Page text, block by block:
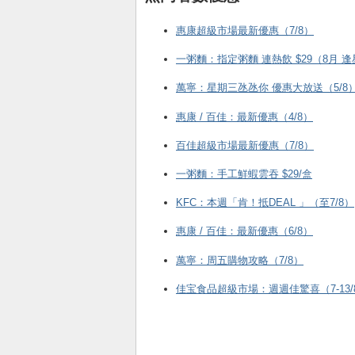
惠康超級市場最新優惠（7/8）
一粥麵：指定粥麵 連熱飲 $29（8月 逢
萬寧：星期三氹氹你 優惠大放送（5/8）
惠康 / 百佳：最新優惠（4/8）
百佳超級市場最新優惠（7/8）
一粥麵：手工鮮蝦雲吞 $29/盒
KFC ：本週「肯！抵DEAL 」（至7/8）
惠康 / 百佳：最新優惠（6/8）
萬寧：周五購物攻略（7/8）
佳宝食品超級市場：週週佳驚喜（7-13/